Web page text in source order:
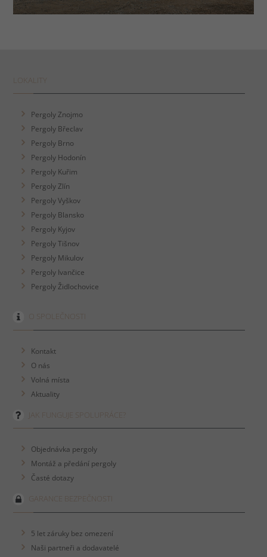
LOKALITY
Pergoly Znojmo
Pergoly Břeclav
Pergoly Brno
Pergoly Hodonín
Pergoly Kuřim
Pergoly Zlín
Pergoly Vyškov
Pergoly Blansko
Pergoly Kyjov
Pergoly Tišnov
Pergoly Mikulov
Pergoly Ivančice
Pergoly Židlochovice
O SPOLEČNOSTI
Kontakt
O nás
Volná místa
Aktuality
JAK FUNGUJE SPOLUPRÁCE?
Objednávka pergoly
Montáž a předání pergoly
Časté dotazy
GARANCE BEZPEČNOSTI
5 let záruky bez omezení
Naši partneři a dodavatelé